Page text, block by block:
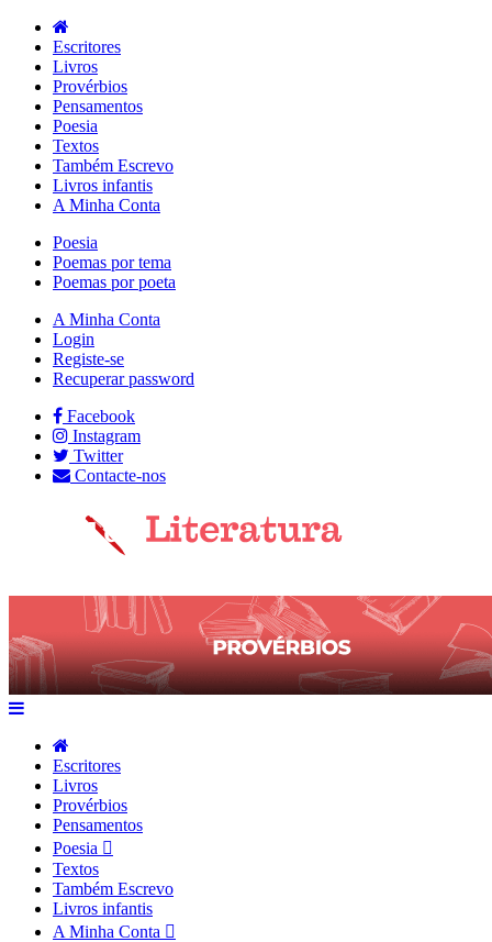
Escritores
Livros
Provérbios
Pensamentos
Poesia
Textos
Também Escrevo
Livros infantis
A Minha Conta
Poesia
Poemas por tema
Poemas por poeta
A Minha Conta
Login
Registe-se
Recuperar password
Facebook
Instagram
Twitter
Contacte-nos
Escritores
Livros
Provérbios
Pensamentos
Poesia
Textos
Também Escrevo
Livros infantis
A Minha Conta